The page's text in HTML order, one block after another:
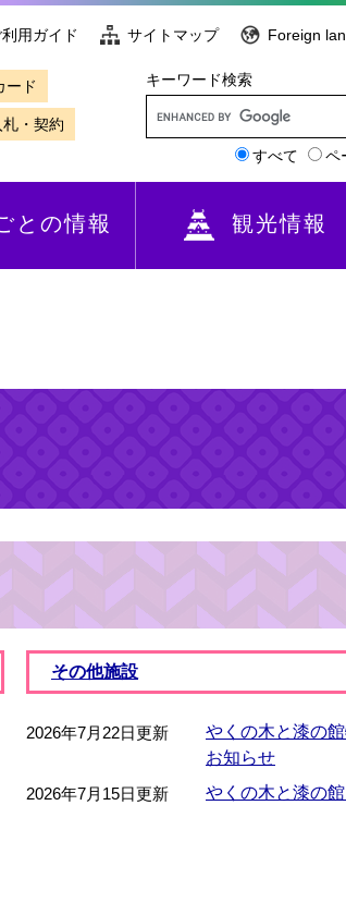
利用ガイド サイトマップ Foreign
ード
札・契約
キーワード検索
すべて ペ
との情報 観光情報
その他施設
2026年7月22日更新
やくの木と漆の
お知らせ
2026年7月15日更新
やくの木と漆の